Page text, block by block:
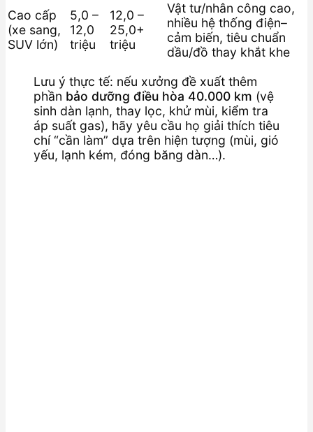
Cao cấp
(xe sang,
SUV lớn)
5,0 –
12,0
triệu
12,0 –
25,0+
triệu
Vật tư/nhân công cao,
nhiều hệ thống điện–
cảm biến, tiêu chuẩn
dầu/đồ thay khắt khe
Lưu ý thực tế: nếu xưởng đề xuất thêm
phần bảo dưỡng điều hòa 40.000 km (vệ
sinh dàn lạnh, thay lọc, khử mùi, kiểm tra
áp suất gas), hãy yêu cầu họ giải thích tiêu
chí “cần làm” dựa trên hiện tượng (mùi, gió
yếu, lạnh kém, đóng băng dàn…).